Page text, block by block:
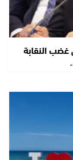
غضب النقابة